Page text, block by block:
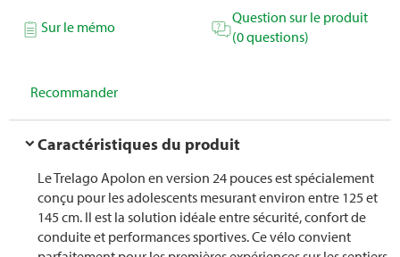
Sur le mémo
Question sur le produit
(0 questions)
Recommander
Caractéristiques du produit
Le Trelago Apolon en version 24 pouces est spécialement
conçu pour les adolescents mesurant environ entre 125 et
145 cm. Il est la solution idéale entre sécurité, confort de
conduite et performances sportives. Ce vélo convient